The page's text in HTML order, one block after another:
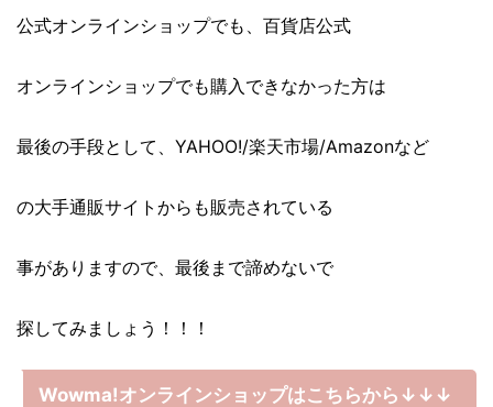
公式オンラインショップでも、百貨店公式
オンラインショップでも購入できなかった方は
最後の手段として、YAHOO!/楽天市場/Amazonなど
の大手通販サイトからも販売されている
事がありますので、最後まで諦めないで
探してみましょう！！！
Wowma!オンラインショップはこちらから↓↓↓